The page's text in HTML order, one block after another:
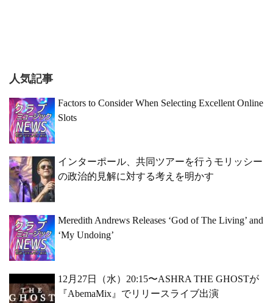
人気記事
Factors to Consider When Selecting Excellent Online
Slots
インターポール、共同ツアーを行うモリッシー
の政治的見解に対する考えを明かす
Meredith Andrews Releases ‘God of The Living’ and
‘My Undoing’
12月27日（水）20:15〜ASHRA THE GHOSTが
『AbemaMix』でリリースライブ出演